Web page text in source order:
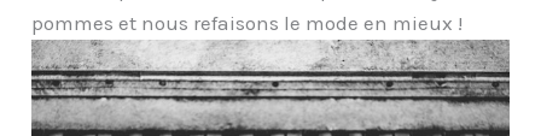
pommes et nous refaisons le mode en mieux !